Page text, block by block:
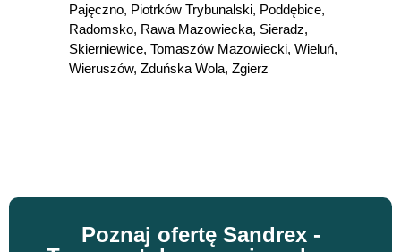
Pajęczno, Piotrków Trybunalski, Poddębice,
Radomsko, Rawa Mazowiecka, Sieradz,
Skierniewice, Tomaszów Mazowiecki, Wieluń,
Wieruszów, Zduńska Wola, Zgierz
Poznaj ofertę Sandrex -